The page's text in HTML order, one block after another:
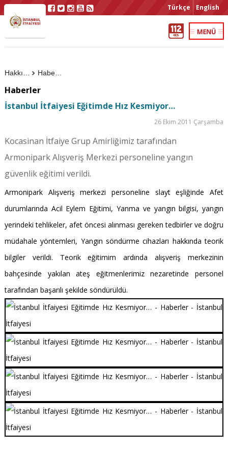
Türkçe English
Haberler
Haberler
İstanbul İtfaiyesi Eğitimde Hız Kesmiyor…
26 Ekim 2011 Çarşamba
Kocasinan İtfaiye Grup Amirliğimiz tarafından
Armonipark Alışveriş Merkezi personeline yangın
güvenlik eğitimi verildi.
Armonipark Alışveriş merkezi personeline slayt eşliğinde Afet
durumlarında Acil Eylem Eğitimi, Yanma ve yangın bilgisi, yangın
yerindeki tehlikeler, afet öncesi alınması gereken tedbirler ve doğru
müdahale yöntemleri, Yangın söndürme cihazları hakkında teorik
bilgiler verildi. Teorik eğitimim ardında alışveriş merkezinin
bahçesinde yakılan ateş eğitmenlerimiz nezaretinde personel
tarafından başarılı şekilde söndürüldü.